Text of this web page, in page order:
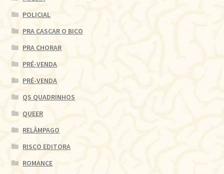
POLICIAL
PRA CASCAR O BICO
PRA CHORAR
PRÉ-VENDA
PRÉ-VENDA
QS QUADRINHOS
QUEER
RELÂMPAGO
RISCO EDITORA
ROMANCE